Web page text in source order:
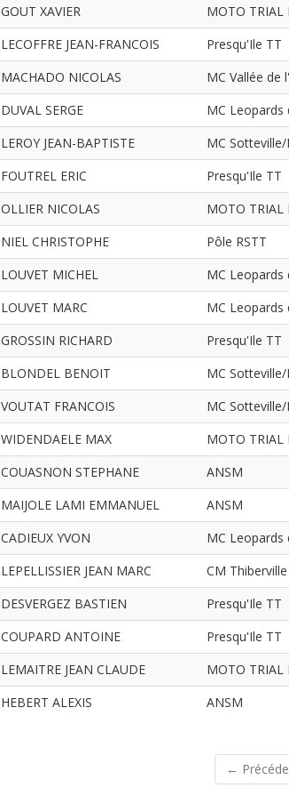
GOUT XAVIER MOTO TRIAL
LECOFFRE JEAN-FRANCOIS Presqu'Ile TT
MACHADO NICOLAS MC Vallée de
DUVAL SERGE MC Leopards
LEROY JEAN-BAPTISTE MC
FOUTREL ERIC Presqu'Ile TT
OLLIER NICOLAS MOTO TRIAL
NIEL CHRISTOPHE Pôle RSTT
LOUVET MICHEL MC Leopards
LOUVET MARC MC Leopards
GROSSIN RICHARD Presqu'Ile TT
BLONDEL BENOIT MC
VOUTAT FRANCOIS MC
WIDENDAELE MAX MOTO TRIAL
COUASNON STEPHANE ANSM
MAIJOLE LAMI EMMANUEL ANSM
CADIEUX YVON MC Leopards
LEPELLISSIER JEAN MARC CM Thiberville
DESVERGEZ BASTIEN Presqu'Ile TT
COUPARD ANTOINE Presqu'Ile TT
LEMAITRE JEAN CLAUDE MOTO TRIAL
HEBERT ALEXIS ANSM
←